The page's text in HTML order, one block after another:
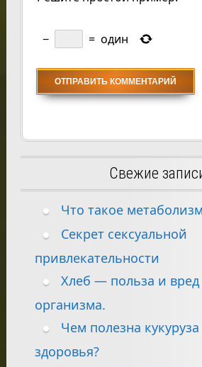
− = один
Свежие
Что такое
Секрет сексуальной
привлекательности
Хлеб — польза и вред
организма.
Чем полезна кукуруза
здоровья?